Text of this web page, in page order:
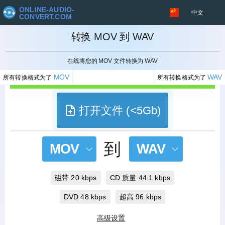
ONLINE-AUDIO-
CONVERT.COM
中文
转换 MOV 到 WAV
在线将您的 MOV 文件转换为 WAV
所有转换格式为了 MOV 所有转换格式为了WAV
取消
打开文件 (<5Gb)
MOV 到 WAV
磁带 20 kbps CD 质量 44.1 kbps
DVD 48 kbps 超高 96 kbps
高级设置